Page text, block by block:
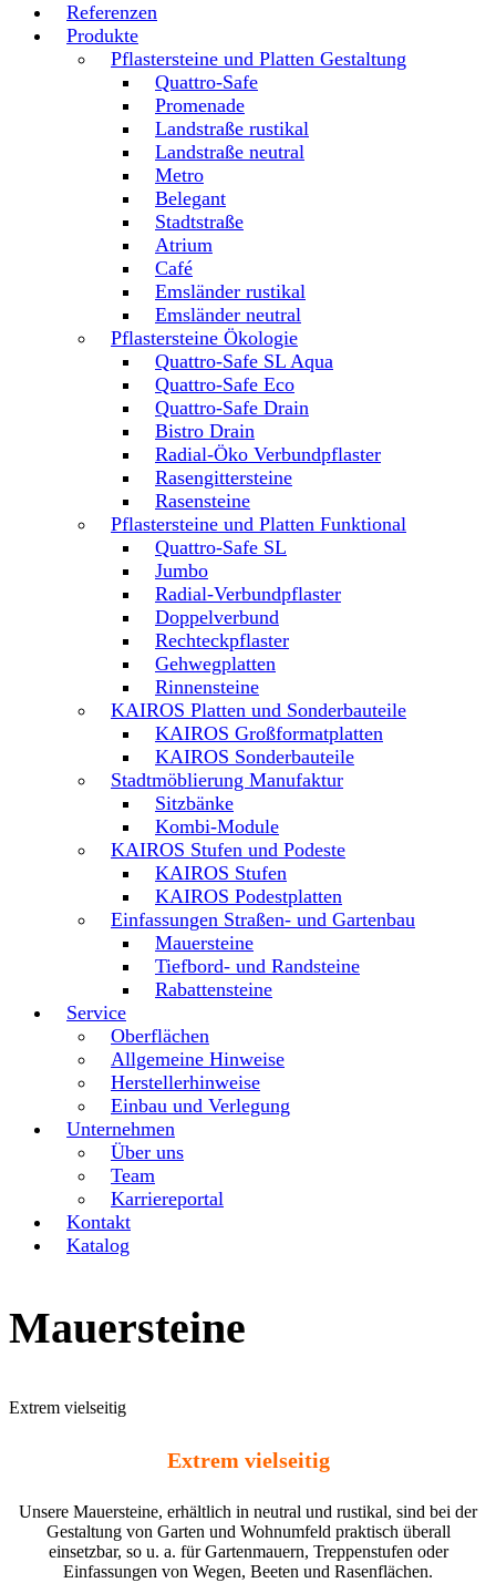
Referenzen
Produkte
Pflastersteine und Platten Gestaltung
Quattro-Safe
Promenade
Landstraße rustikal
Landstraße neutral
Metro
Belegant
Stadtstraße
Atrium
Café
Emsländer rustikal
Emsländer neutral
Pflastersteine Ökologie
Quattro-Safe SL Aqua
Quattro-Safe Eco
Quattro-Safe Drain
Bistro Drain
Radial-Öko Verbundpflaster
Rasengittersteine
Rasensteine
Pflastersteine und Platten Funktional
Quattro-Safe SL
Jumbo
Radial-Verbundpflaster
Doppelverbund
Rechteckpflaster
Gehwegplatten
Rinnensteine
KAIROS Platten und Sonderbauteile
KAIROS Großformatplatten
KAIROS Sonderbauteile
Stadtmöblierung Manufaktur
Sitzbänke
Kombi-Module
KAIROS Stufen und Podeste
KAIROS Stufen
KAIROS Podestplatten
Einfassungen Straßen- und Gartenbau
Mauersteine
Tiefbord- und Randsteine
Rabattensteine
Service
Oberflächen
Allgemeine Hinweise
Herstellerhinweise
Einbau und Verlegung
Unternehmen
Über uns
Team
Karriereportal
Kontakt
Katalog
Mauersteine
Extrem vielseitig
Extrem vielseitig
Unsere Mauersteine, erhältlich in neutral und rustikal, sind bei der
Gestaltung von Garten und Wohnumfeld praktisch überall
einsetzbar, so u. a. für Gartenmauern, Treppenstufen oder
Einfassungen von Wegen, Beeten und Rasenflächen.